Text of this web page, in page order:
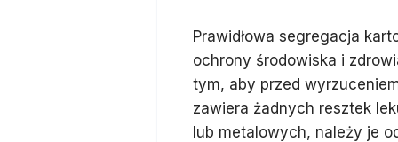
Prawidłowa segregacja
ochrony środowiska i
tym, aby przed
zawiera żadnych resztek
lub metalowych, należy je